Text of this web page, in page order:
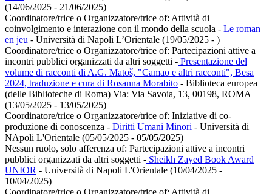
(14/06/2025 - 21/06/2025)
Coordinatore/trice o Organizzatore/trice of: Attività di
coinvolgimento e interazione con il mondo della scuola - Le roman
en jeu - Università di Napoli L’Orientale (19/05/2025 - )
Coordinatore/trice o Organizzatore/trice of: Partecipazioni attive a
incontri pubblici organizzati da altri soggetti - Presentazione del
volume di racconti di A.G. Matoš, "Camao e altri racconti", Besa
2024, traduzione e cura di Rosanna Morabito - Biblioteca europea
(delle Biblioteche di Roma) Via: Via Savoia, 13, 00198, ROMA
(13/05/2025 - 13/05/2025)
Coordinatore/trice o Organizzatore/trice of: Iniziative di co-
produzione di conoscenza - Diritti Umani Minori - Università di
NApoli L'Orientale (05/05/2025 - 05/05/2025)
Nessun ruolo, solo afferenza of: Partecipazioni attive a incontri
pubblici organizzati da altri soggetti - Sheikh Zayed Book Award
UNIOR - Università di Napoli L'Orientale (10/04/2025 -
10/04/2025)
Coordinatore/trice o Organizzatore/trice of: Attività di